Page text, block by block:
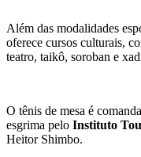
Além das modalidades
oferece cursos culturais,
teatro, taikô, soroban e
O tênis de mesa é
esgrima pelo Instituto
Heitor Shimbo.